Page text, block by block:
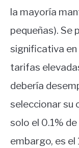
la mayoría
pequeñas). Se
significativa en
tarifas
debería
seleccionar su
solo el 0.1%
embargo, es el